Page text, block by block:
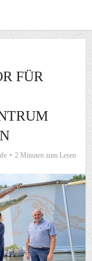
FÜR
2 Minuten zum Lesen